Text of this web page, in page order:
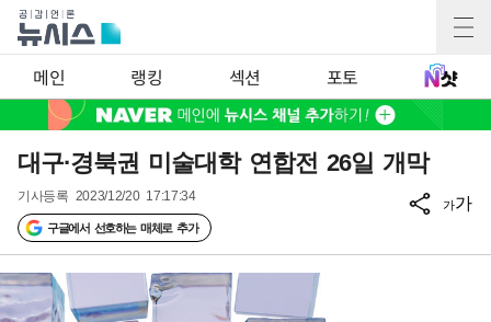
메인 랭킹 섹션 포토
대구·경북권 미술대학 연합전 26일 개막
기사등록 2023/12/20 17:17:34
구글에서 선호하는 매체로 추가
가가